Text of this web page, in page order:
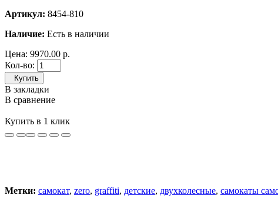
Артикул: 8454-810
Наличие: Есть в наличии
Цена: 9970.00 р.
Кол-во:
Купить
В закладки
В сравнение
Купить в 1 клик
Метки: самокат, zero, graffiti, детские, двухколесные, самокаты